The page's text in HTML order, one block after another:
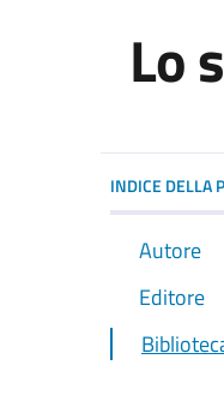
Lo
INDICE DELLA
Autore
Editore